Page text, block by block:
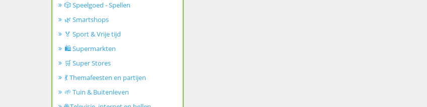
🎲 Speelgoed - Spellen
🌿 Smartshops
🏅 Sport & Vrije tijd
🛍️ Supermarkten
🛒 Super Stores
💃 Themafeesten en partijen
🌱 Tuin & Buitenleven